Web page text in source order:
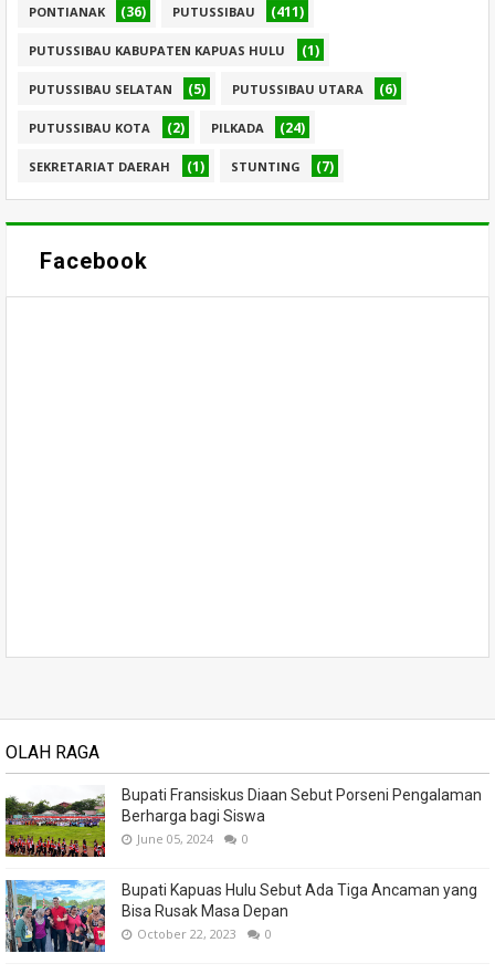
PONTIANAK (36) PUTUSSIBAU (411)
PUTUSSIBAU KABUPATEN KAPUAS HULU (1)
PUTUSSIBAU SELATAN (5) PUTUSSIBAU UTARA (6)
PUTUSSIBAU KOTA (2) PILKADA (24)
SEKRETARIAT DAERAH (1) STUNTING (7)
Facebook
OLAH RAGA
Bupati Fransiskus Diaan Sebut Porseni Pengalaman
Berharga bagi Siswa
June 05, 2024 0
Bupati Kapuas Hulu Sebut Ada Tiga Ancaman yang
Bisa Rusak Masa Depan
October 22, 2023 0